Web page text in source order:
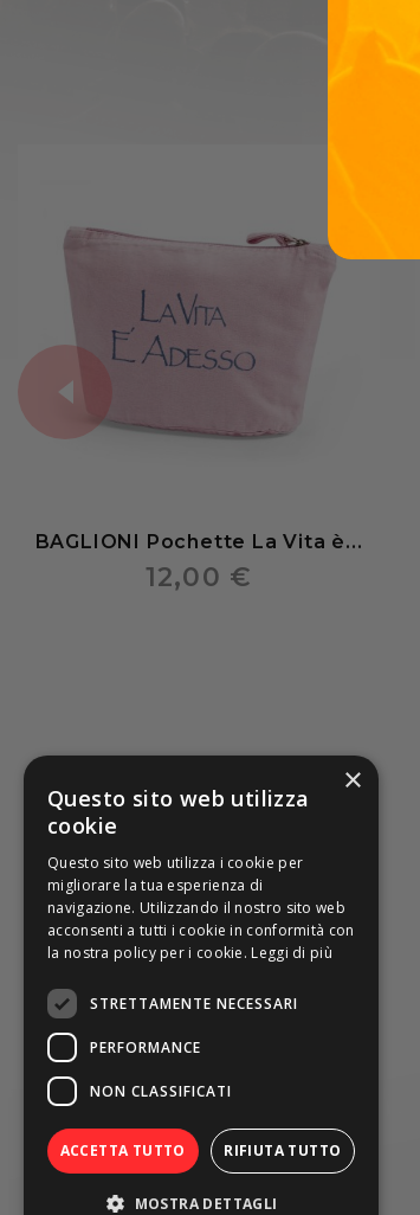
BAGLIONI Pochette La Vita è...
12,00 €
CATALOGO
Artisti
Mascherine
Lampade
Accessori
×
Questo sito web utilizza
cookie
Questo sito web utilizza i cookie per
migliorare la tua esperienza di
navigazione. Utilizzando il nostro sito web
acconsenti a tutti i cookie in conformità con
la nostra policy per i cookie. Leggi di più
STRETTAMENTE NECESSARI
PERFORMANCE
NON CLASSIFICATI
ACCETTA TUTTO RIFIUTA TUTTO
MOSTRA DETTAGLI